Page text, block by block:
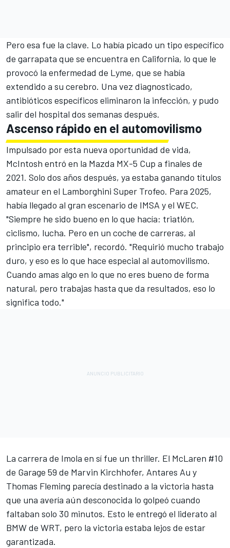
Pero esa fue la clave. Lo había picado un tipo específico
de garrapata que se encuentra en California, lo que le
provocó la enfermedad de Lyme, que se había
extendido a su cerebro. Una vez diagnosticado,
antibióticos específicos eliminaron la infección, y pudo
salir del hospital dos semanas después.
Ascenso rápido en el automovilismo
Impulsado por esta nueva oportunidad de vida,
McIntosh entró en la Mazda MX-5 Cup a finales de
2021. Solo dos años después, ya estaba ganando títulos
amateur en el Lamborghini Super Trofeo. Para 2025,
había llegado al gran escenario de IMSA y el WEC.
"Siempre he sido bueno en lo que hacía: triatlón,
ciclismo, lucha. Pero en un coche de carreras, al
principio era terrible", recordó. "Requirió mucho trabajo
duro, y eso es lo que hace especial al automovilismo.
Cuando amas algo en lo que no eres bueno de forma
natural, pero trabajas hasta que da resultados, eso lo
significa todo."
La carrera de Imola en sí fue un thriller. El McLaren #10
de Garage 59 de Marvin Kirchhofer, Antares Au y
Thomas Fleming parecía destinado a la victoria hasta
que una avería aún desconocida lo golpeó cuando
faltaban solo 30 minutos. Esto le entregó el liderato al
BMW de WRT, pero la victoria estaba lejos de estar
garantizada.